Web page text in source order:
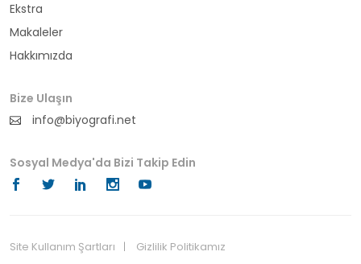
din adamı
doktor
fotoğrafçı
futbol
Ekstra
Makaleler
Hakkımızda
Bize Ulaşın
info@biyografi.net
Sosyal Medya'da Bizi Takip Edin
Site Kullanım Şartları
Gizlilik Politikamız